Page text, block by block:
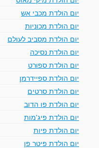
יום הולדת מכבי אש
יום הולדת מכוניות
יום הולדת מסביב לעולם
יום הולדת נסיכה
יום הולדת ספורט
יום הולדת ספיידרמן
יום הולדת סרטים
יום הולדת פו הדוב
יום הולדת פיג'מות
יום הולדת פיות
יום הולדת פיטר פן